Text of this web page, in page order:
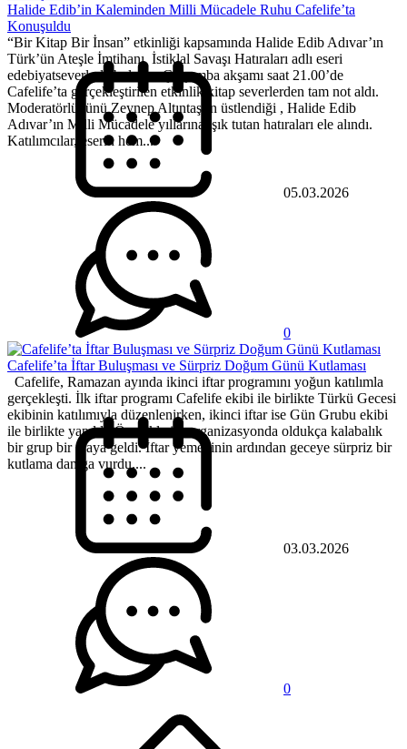
Halide Edib’in Kaleminden Milli Mücadele Ruhu Cafelife’ta
Konuşuldu
“Bir Kitap Bir İnsan” etkinliği kapsamında Halide Edib Adıvar’ın
Türk’ün Ateşle İmtihanı İstiklal Savaşı Hatıraları adlı eseri
edebiyatseverlerle buluştu. Çarşamba akşamı saat 21.00’de
Cafelife’ta gerçekleştirilen etkinlik kitap severlerden tam not aldı.
Moderatörlüğünü Zeynep Altıntaş’ın üstlendiği , Halide Edib
Adıvar’ın Milli Mücadele yıllarına ışık tutan hatıraları ele alındı.
Katılımcılar, eserin hem...
05.03.2026
0
Cafelife’ta İftar Buluşması ve Sürpriz Doğum Günü Kutlaması
Cafelife, Ramazan ayında ikinci iftar programını yoğun katılımla
gerçekleşti. İlk iftar programı Cafelife ekibi ile birlikte Türkü Gecesi
ekibinin katılımıyla düzenlenirken, ikinci iftar ise Gün Grubu ekibi
ile birlikte yapıldı. Özellikle ilk organizasyonda oldukça kalabalık
bir grup bir araya geldi. İftar yemeğinin ardından geceye sürpriz bir
kutlama damga vurdu....
03.03.2026
0